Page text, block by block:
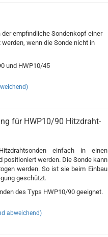
empfindliche Sondenkopf einer
wenn die Sonde nicht in
und HWP10/45
für HWP10/90 Hitzdraht-
einfach in einen
positioniert werden. Die Sonde kann
werden. So ist sie beim Einbau
geschützt.
des Typs HWP10/90 geeignet.
abweichend)